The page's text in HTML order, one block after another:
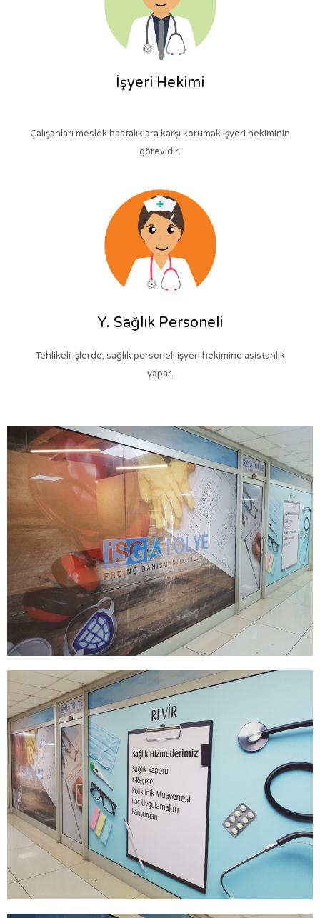
İşyeri Hekimi
Çalışanları meslek hastalıklara karşı korumak işyeri hekiminin
görevidir.
Y. Sağlık Personeli
Tehlikeli işlerde, sağlık personeli işyeri hekimine asistanlık
yapar.